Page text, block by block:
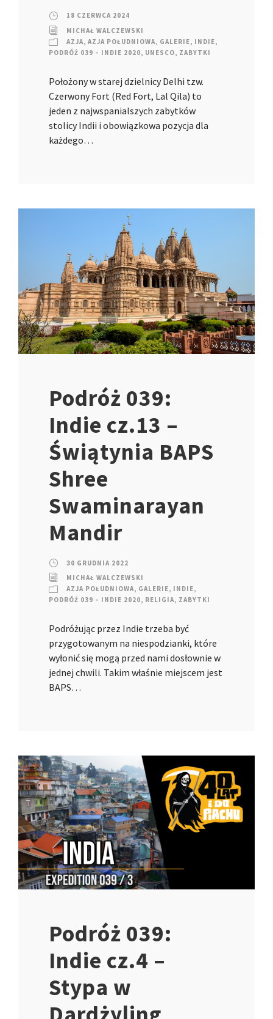
18 CZERWCA 2024
MICHAŁ WALCZEWSKI
AZJA, AZJA POŁUDNIOWA, GALERIE, INDIE,
PODRÓŻ 039 – INDIE 2020, UNESCO, ZABYTKI
Położony w starej dzielnicy Delhi tzw.
Czerwony Fort (Red Fort, Lal Qila) to
jeden z najwspanialszych zabytków
stolicy Indii i obowiązkowa pozycja dla
każdego…
Podróż 039:
Indie cz.13 –
Świątynia BAPS
Shree
Swaminarayan
Mandir
30 GRUDNIA 2022
MICHAŁ WALCZEWSKI
AZJA POŁUDNIOWA, GALERIE, INDIE,
PODRÓŻ 039 – INDIE 2020, RELIGIA, ZABYTKI
Podróżując przez Indie trzeba być
przygotowanym na niespodzianki, które
wyłonić się mogą przed nami dosłownie w
jednej chwili. Takim właśnie miejscem jest
BAPS…
Podróż 039:
Indie cz.4 –
Stypa w